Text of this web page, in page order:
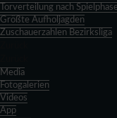
Torverteilung nach
Größte Aufholjagden
Zuschauerzahlen Bezirksliga
Media
Fotogalerien
Videos
App